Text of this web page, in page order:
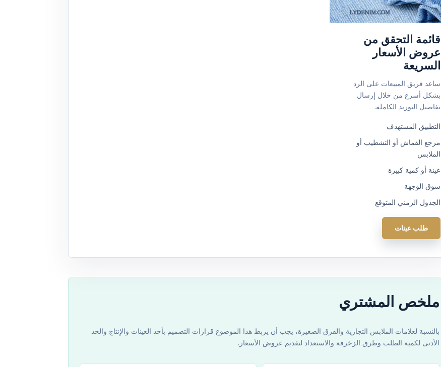
ملخص المشتري
بالنسبة لعلامات الملابس التجارية والفرق الصغيرة، يجب أن يربط هذا الموضوع قرارات التصميم بأخذ العينات والإنتاج والحد
الأدنى لكمية الطلب وطرق الزخرفة والاستعداد لتقديم عروض الأسعار.
قائمة التحقق من
عروض الأسعار
السريعة
ساعد فريق المبيعات على الرد
بشكل أسرع من خلال إرسال
تفاصيل التوريد الكاملة.
التطبيق المستهدف
مرجع القماش أو التشطيب أو
الملابس
عينة أو كمية كبيرة
سوق الوجهة
الجدول الزمني المتوقع
طلب عينات